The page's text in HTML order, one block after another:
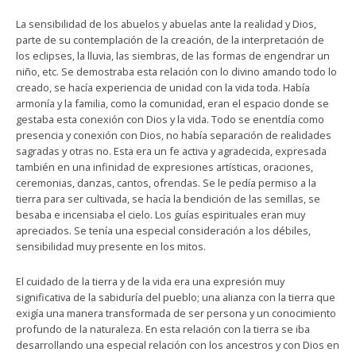
La sensibilidad de los abuelos y abuelas ante la realidad y Dios,
parte de su contemplación de la creación, de la interpretación de
los eclipses, la lluvia, las siembras, de las formas de engendrar un
niño, etc. Se demostraba esta relación con lo divino amando todo lo
creado, se hacía experiencia de unidad con la vida toda. Había
armonía y la familia, como la comunidad, eran el espacio donde se
gestaba esta conexión con Dios y la vida. Todo se enentdía como
presencia y conexión con Dios, no había separación de realidades
sagradas y otras no. Esta era un fe activa y agradecida, expresada
también en una infinidad de expresiones artísticas, oraciones,
ceremonias, danzas, cantos, ofrendas. Se le pedía permiso a la
tierra para ser cultivada, se hacía la bendición de las semillas, se
besaba e incensiaba el cielo. Los guías espirituales eran muy
apreciados. Se tenía una especial consideración a los débiles,
sensibilidad muy presente en los mitos.
El cuidado de la tierra y de la vida era una expresión muy
significativa de la sabiduría del pueblo; una alianza con la tierra que
exigía una manera transformada de ser persona y un conocimiento
profundo de la naturaleza. En esta relación con la tierra se iba
desarrollando una especial relación con los ancestros y con Dios en